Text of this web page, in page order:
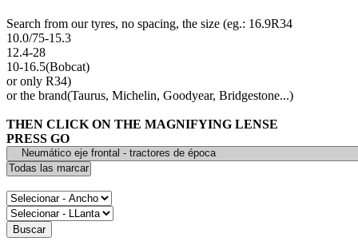
Search from our tyres, no spacing, the size (eg.: 16.9R34
10.0/75-15.3
12.4-28
10-16.5(Bobcat)
or only R34)
or the brand(Taurus, Michelin, Goodyear, Bridgestone...)
THEN CLICK ON THE MAGNIFYING LENSE
PRESS GO